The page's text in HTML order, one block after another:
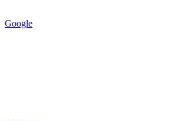
Google